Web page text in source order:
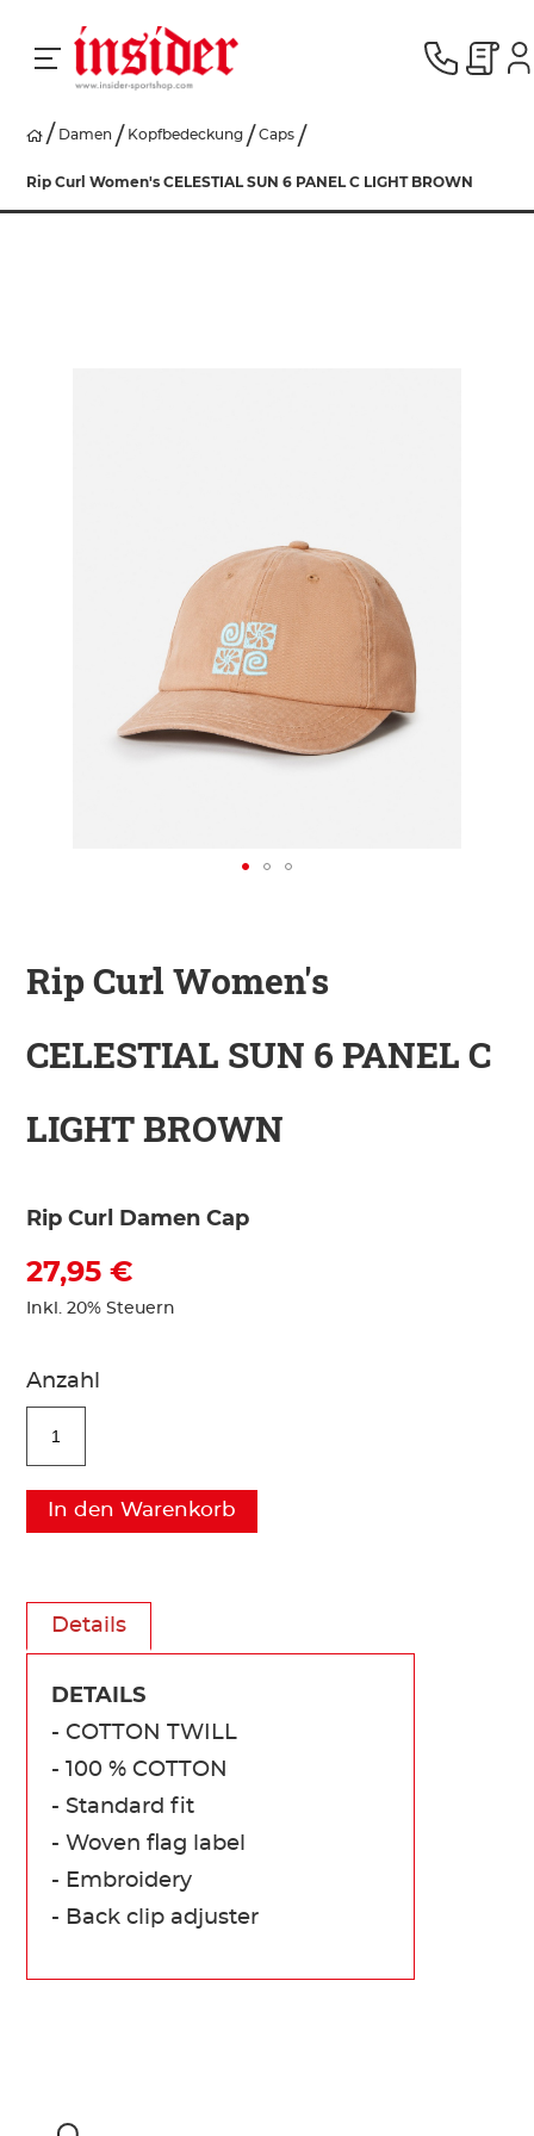
VERLEIH
Damen Kopfbedeckung Caps
Rip Curl Women's CELESTIAL SUN 6 PANEL C LIGHT BROWN
Rip Curl Women's
CELESTIAL SUN 6 PANEL C
LIGHT BROWN
Rip Curl Damen Cap
27,95 €
Inkl. 20% Steuern
Anzahl
In den Warenkorb
Details
DETAILS
- COTTON TWILL
- 100 % COTTON
- Standard fit
- Woven flag label
- Embroidery
- Back clip adjuster